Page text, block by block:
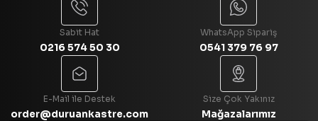
Sabit Hat
0216 574 50 30
WhatsApp Sipariş
0541 379 76 97
E-Mail ile Destek
order@duruankastre.com
Size Çok Yakınız
Mağazalarımız